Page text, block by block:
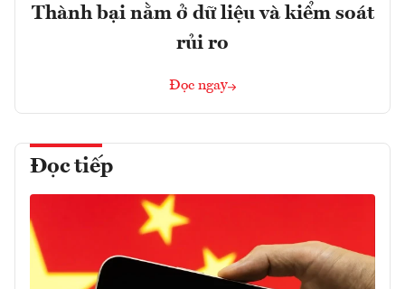
Thành bại nằm ở dữ liệu và kiểm soát
rủi ro
Đọc ngay
Đọc tiếp